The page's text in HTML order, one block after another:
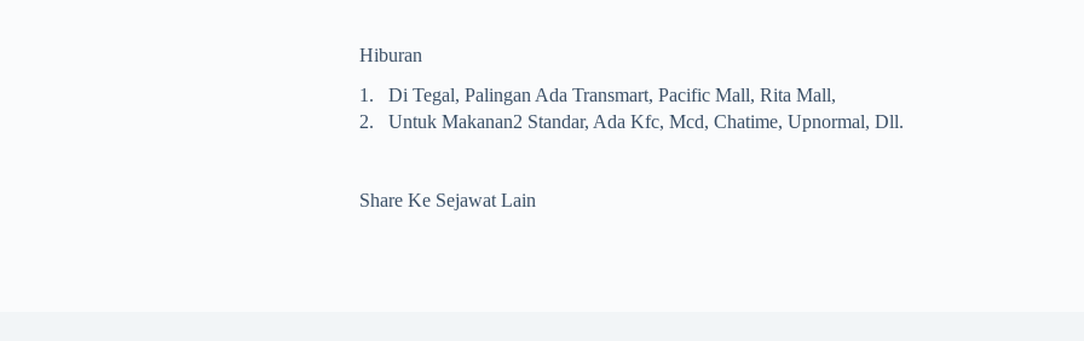
Hiburan
1.
Di Tegal, Palingan Ada Transmart, Pacific Mall, Rita Mall,
2.
Untuk Makanan2 Standar, Ada Kfc, Mcd, Chatime, Upnormal, Dll.
Share Ke Sejawat Lain